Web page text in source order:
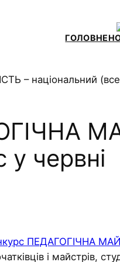
ГОЛОВНЕ
у червні
ПЕДАГОГІЧНА
і майстрів,